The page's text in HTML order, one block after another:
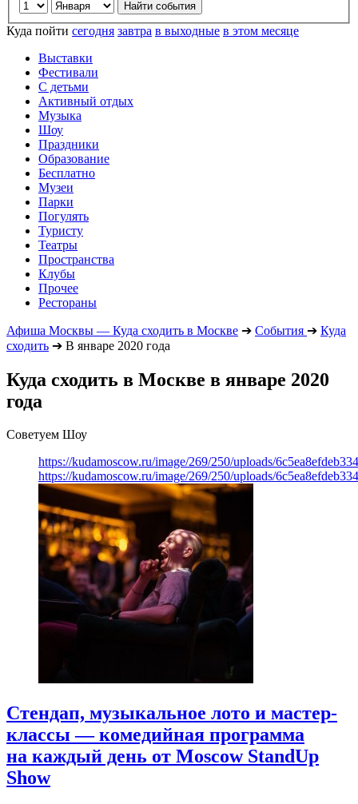
Куда пойти сегодня завтра в выходные в этом месяце
Выставки
Фестивали
С детьми
Активный отдых
Музыка
Шоу
Праздники
Образование
Бесплатно
Музеи
Парки
Погулять
Туристу
Театры
Пространства
Клубы
Прочее
Рестораны
Афиша Москвы — Куда сходить в Москве ➔ События ➔ Куда
сходить ➔ В январе 2020 года
Куда сходить в Москве в январе 2020
года
Советуем Шоу
https://kudamoscow.ru/image/269/250/uploads/
https://kudamoscow.ru/image/269/250/uploads/
Стендап, музыкальное лото и мастер-
классы — комедийная программа
на каждый день от Moscow StandUp
Show